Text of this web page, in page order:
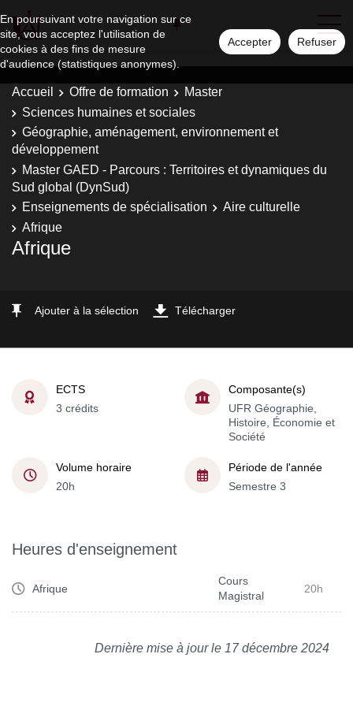
En poursuivant votre navigation sur ce
site, vous acceptez l'utilisation de
cookies à des fins de mesure
d'audience (statistiques anonymes).
Accepter Refuser
Accueil Offre de formation
Master
Sciences humaines et sociales
Géographie, aménagement, environnement et
développement
Master GAED - Parcours : Territoires et dynamiques du
Sud global (DynSud)
Enseignements de spécialisation
Aire culturelle
Afrique
Afrique
Ajouter à la sélection Télécharger
ECTS
3 crédits
Composante(s)
UFR Géographie,
Histoire, Économie et
Société
Volume horaire
20h
Période de l'année
Semestre 3
Heures d'enseignement
Afrique
Cours
Magistral
20h
Dernière mise à jour le 17 décembre 2024